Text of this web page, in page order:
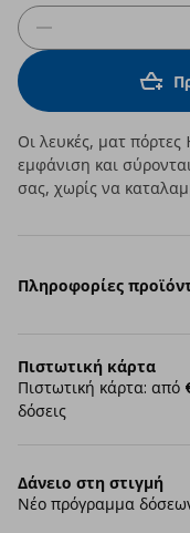
Οι λευκές, ματ
εμφάνιση και
σας, χωρίς να
Πληροφορίες
Πιστωτική κάρτα
Πιστωτική κάρτα: από
δόσεις
Δάνειο στη στιγμή
Νέο πρόγραμμα